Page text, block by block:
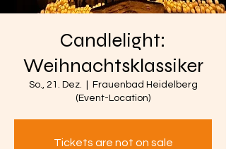
Candlelight:
Weihnachtsklassiker
So., 21. Dez.
Frauenbad Heidelberg
(Event-Location)
Tickets are not on sale